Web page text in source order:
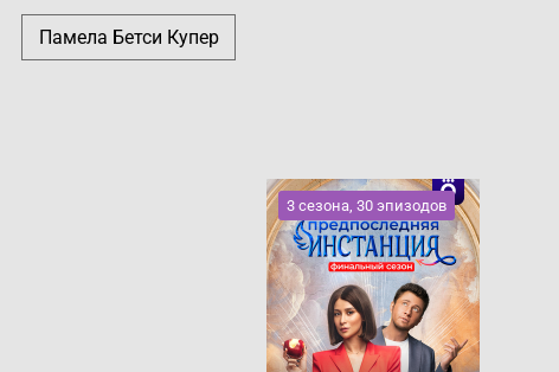
Памела Бетси Купер
3 сезона, 30 эпизодов